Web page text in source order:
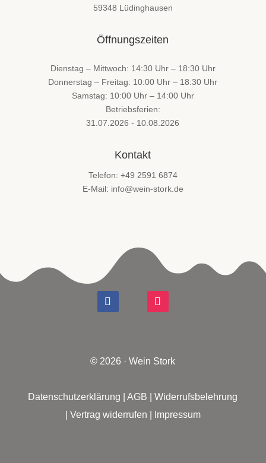
59348 Lüdinghausen
Öffnungszeiten
Dienstag – Mittwoch: 14:30 Uhr – 18:30 Uhr
Donnerstag – Freitag: 10:00 Uhr – 18:30 Uhr
Samstag: 10:00 Uhr – 14:00 Uhr
Betriebsferien:
31.07.2026 - 10.08.2026
Kontakt
Telefon: +49 2591 6874
E-Mail: info@wein-stork.de
© 2026 · Wein Stork
Datenschutzerklärung |AGB |Widerrufsbelehrung
Vertrag widerrufen Impressum